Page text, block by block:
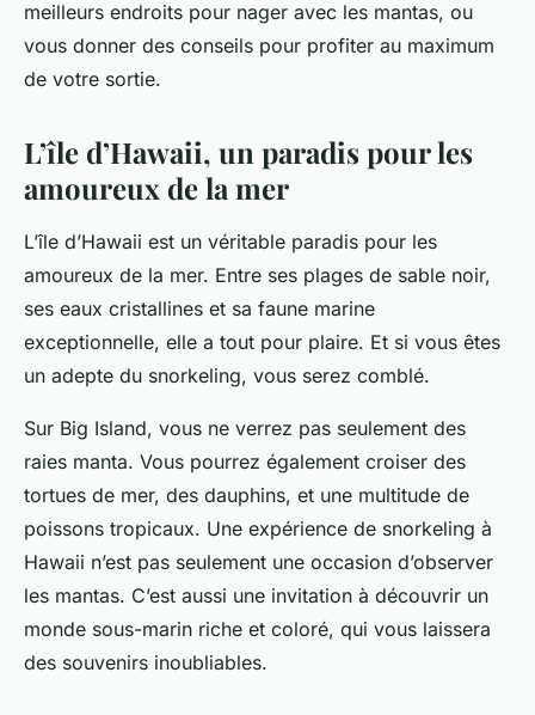
meilleurs endroits pour nager avec les mantas, ou
vous donner des conseils pour profiter au maximum
de votre sortie.
L’île d’Hawaii, un paradis pour les
amoureux de la mer
L’île d’Hawaii est un véritable paradis pour les
amoureux de la mer. Entre ses plages de sable noir,
ses eaux cristallines et sa faune marine
exceptionnelle, elle a tout pour plaire. Et si vous êtes
un adepte du snorkeling, vous serez comblé.
Sur Big Island, vous ne verrez pas seulement des
raies manta. Vous pourrez également croiser des
tortues de mer, des dauphins, et une multitude de
poissons tropicaux. Une expérience de snorkeling à
Hawaii n’est pas seulement une occasion d’observer
les mantas. C’est aussi une invitation à découvrir un
monde sous-marin riche et coloré, qui vous laissera
des souvenirs inoubliables.